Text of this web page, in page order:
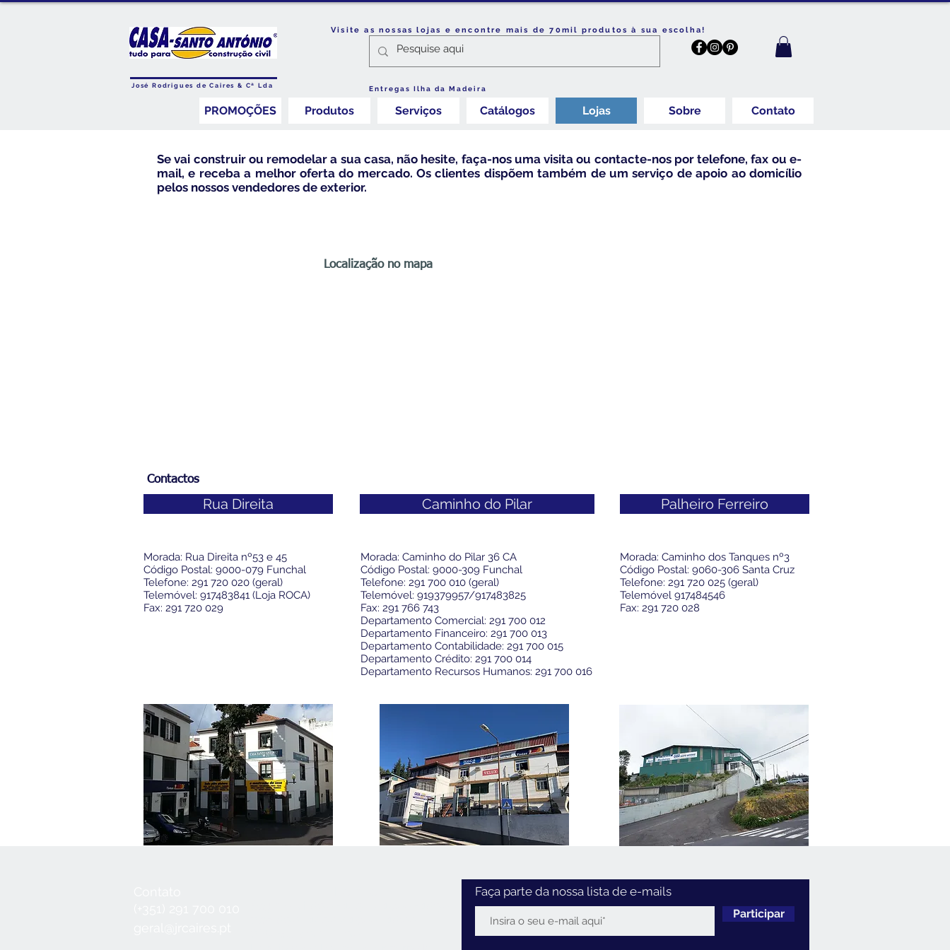
Visite as nossas lojas e encontre mais de 70mil produtos à sua escolha!
José Rodrigues de Caires & Cª Lda Entregas Ilha da Madeira
PROMOÇÕES Produtos Serviços Catálogos Lojas Sobre Contato
Se vai construir ou remodelar a sua casa, não hesite, faça-nos uma visita ou contacte-nos por telefone, fax ou e-
mail, e receba a melhor oferta do mercado. Os clientes dispõem também de um serviço de apoio ao domicílio
pelos nossos vendedores de exterior.
Localização no mapa
Contactos
Rua Direita
Morada: Rua Direita nº53 e 45
Código Postal: 9000-079 Funchal
Telefone: 291 720 020 (geral)
Telemóvel: 917483841 (Loja ROCA)
Fax: 291 720 029
Caminho do Pilar
Morada: Caminho do Pilar 36 CA
Código Postal: 9000-309 Funchal
Telefone: 291 700 010 (geral)
Telemóvel: 919379957/917483825
Fax: 291 766 743
Departamento Comercial: 291 700 012
Departamento Financeiro: 291 700 013
Departamento Contabilidade: 291 700 015
Departamento Crédito: 291 700 014
Departamento Recursos Humanos: 291 700 016
Palheiro Ferreiro
Morada: Caminho dos Tanques nº3
Código Postal: 9060-306 Santa Cruz
Telefone: 291 720 025 (geral)
Telemóvel 917484546
Fax: 291 720 028
Faça parte da nossa lista de e-mails
Participar